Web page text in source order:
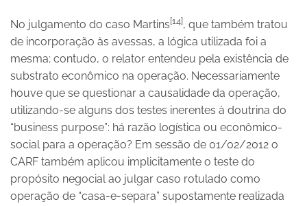
No julgamento do caso Martins[14], que também tratou
de incorporação às avessas, a lógica utilizada foi a
mesma; contudo, o relator entendeu pela existência de
substrato econômico na operação. Necessariamente
houve que se questionar a causalidade da operação,
utilizando-se alguns dos testes inerentes à doutrina do
“business purpose”: há razão logística ou econômico-
social para a operação? Em sessão de 01/02/2012 o
CARF também aplicou implicitamente o teste do
propósito negocial ao julgar caso rotulado como
operação de “casa-e-separa” supostamente realizada